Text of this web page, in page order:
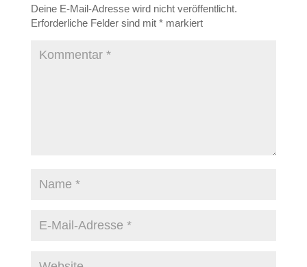
Deine E-Mail-Adresse wird nicht veröffentlicht.
Erforderliche Felder sind mit *markiert